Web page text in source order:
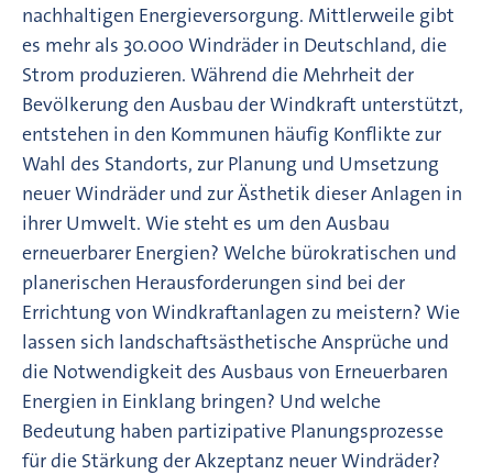
nachhaltigen Energieversorgung. Mittlerweile gibt
es mehr als 30.000 Windräder in Deutschland, die
Strom produzieren. Während die Mehrheit der
Bevölkerung den Ausbau der Windkraft unterstützt,
entstehen in den Kommunen häufig Konflikte zur
Wahl des Standorts, zur Planung und Umsetzung
neuer Windräder und zur Ästhetik dieser Anlagen in
ihrer Umwelt. Wie steht es um den Ausbau
erneuerbarer Energien? Welche bürokratischen und
planerischen Herausforderungen sind bei der
Errichtung von Windkraftanlagen zu meistern? Wie
lassen sich landschaftsästhetische Ansprüche und
die Notwendigkeit des Ausbaus von Erneuerbaren
Energien in Einklang bringen? Und welche
Bedeutung haben partizipative Planungsprozesse
für die Stärkung der Akzeptanz neuer Windräder?